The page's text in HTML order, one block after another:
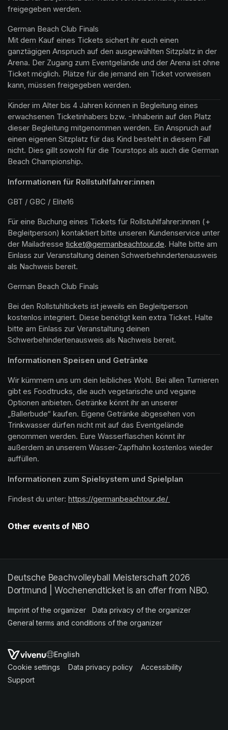
freigegeben werden.
German Beach Club Finals
Mit dem Kauf eines Tickets sichert ihr euch einen
ganztägigen Anspruch auf den ausgewählten Sitzplatz in der
Arena. Der Zugang zum Eventgelände und der Arena ist ohne
Ticket möglich. Plätze für die jemand ein Ticket vorweisen
kann, müssen freigegeben werden.
Kinder im Alter bis 4 Jahren können in Begleitung eines
erwachsenen Ticketinhabers bzw. -Inhaberin auf den Platz
dieser Begleitung mitgenommen werden. Ein Anspruch auf
einen eigenen Sitzplatz für das Kind besteht in diesem Fall
nicht. Dies gillt sowohl für die Tourstops als auch die German
Beach Championship.
Informationen für Rollstuhlfahrer:innen
GBT / GBC / Elite16
Für eine Buchung eines Tickets für Rollstuhlfahrer:innen (+
Begleitperson) kontaktiert bitte unseren Kundenservice unter
der Mailadresse (opens in a new tab)
ticket@germanbeachtour.de(opens in a new
. Halte bitte am
Einlass zur Veranstaltung deinen Schwerbehindertenausweis
als Nachweis bereit.
German Beach Club Finals
Bei den Rollstuhltickets ist jeweils ein Begleitperson
kostenlos integriert. Diese benötigt kein extra Ticket. Halte
bitte am Einlass zur Veranstaltung deinen
Schwerbehindertenausweis als Nachweis bereit.
Informationen Speisen und Getränke
Wir kümmern uns um dein leibliches Wohl. Bei allen Turnieren
gibt es Foodtrucks, die auch vegetarische und vegane
Optionen anbieten. Getränke könnt ihr an unserer
„Ballerbude“ kaufen. Eigene Getränke abgesehen von
Trinkwasser dürfen nicht mit auf das Eventgelände
genommen werden. Eure Wasserflaschen könnt ihr
außerdem an unserem Wasser-Zapfhahn kostenlos wieder
auffüllen.
Informationen zum Spielsystem und Spielplan
Findest du unter: https://germanbeachtour.de/
Other events of NBO
Deutsche Beachvolleyball Meisterschaft 2026
Dortmund | Wochenendticket is an offer from NBO.
Imprint of the organizer (opens in a new tab)
Data privacy of the organizer
General terms and conditions of the organizer
SWITCH LANGUAGE
Cookie settings (opens in a new tab)
Data privacy policy (opens in a new tab)
Accessibility
Support